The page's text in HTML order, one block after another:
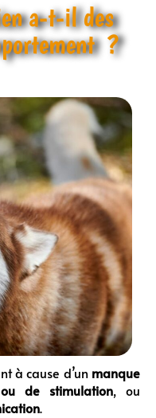
a-t-il des
?
à cause d’un manque
de stimulation, ou
.